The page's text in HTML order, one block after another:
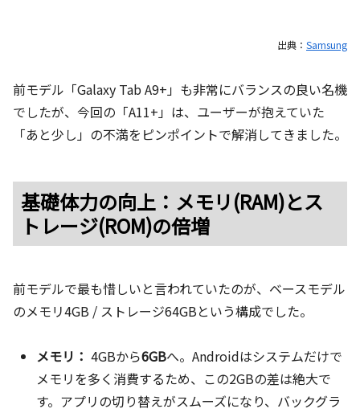
出典： Samsung
前モデル「Galaxy Tab A9+」も非常にバランスの良い名機
でしたが、今回の「A11+」は、ユーザーが抱えていた
「あと少し」の不満をピンポイントで解消してきました。
基礎体力の向上：メモリ(RAM)とス
トレージ(ROM)の倍増
前モデルで最も惜しいと言われていたのが、ベースモデル
のメモリ4GB / ストレージ64GBという構成でした。
メモリ： 4GBから6GBへ。Androidはシステムだけで
メモリを多く消費するため、この2GBの差は絶大で
す。アプリの切り替えがスムーズになり、バックグラ